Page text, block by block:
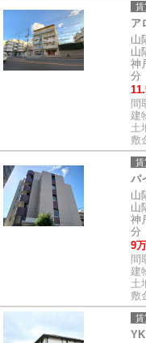
賃
ア
山
山
神
分
間
建
土
敷
賃
パ
山
山
神
分
9
間
建
土
敷
賃